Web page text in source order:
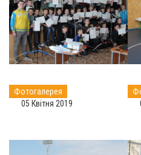
Фотогалерея
05 Квітня 2019